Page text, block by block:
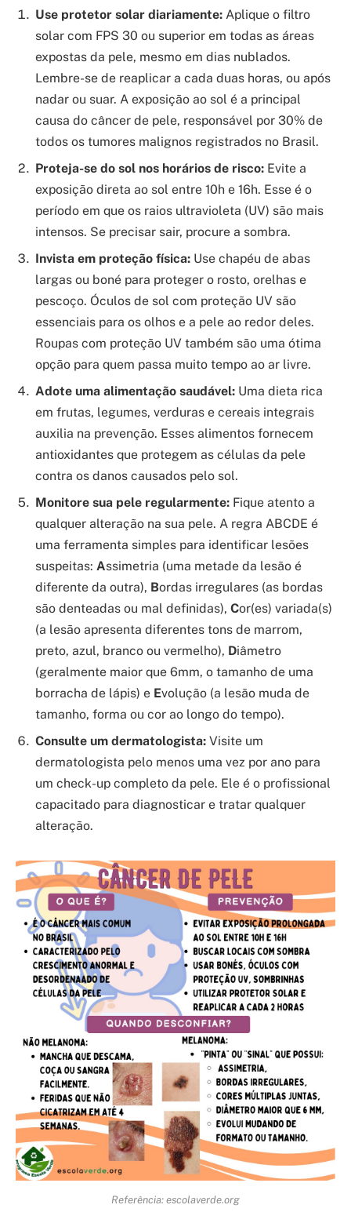
Use protetor solar diariamente: Aplique o filtro
solar com FPS 30 ou superior em todas as áreas
expostas da pele, mesmo em dias nublados.
Lembre-se de reaplicar a cada duas horas, ou após
nadar ou suar. A exposição ao sol é a principal
causa do câncer de pele, responsável por 30% de
todos os tumores malignos registrados no Brasil.
Proteja-se do sol nos horários de risco: Evite a
exposição direta ao sol entre 10h e 16h. Esse é o
período em que os raios ultravioleta (UV) são mais
intensos. Se precisar sair, procure a sombra.
Invista em proteção física: Use chapéu de abas
largas ou boné para proteger o rosto, orelhas e
pescoço. Óculos de sol com proteção UV são
essenciais para os olhos e a pele ao redor deles.
Roupas com proteção UV também são uma ótima
opção para quem passa muito tempo ao ar livre.
Adote uma alimentação saudável: Uma dieta rica
em frutas, legumes, verduras e cereais integrais
auxilia na prevenção. Esses alimentos fornecem
antioxidantes que protegem as células da pele
contra os danos causados pelo sol.
Monitore sua pele regularmente: Fique atento a
qualquer alteração na sua pele. A regra ABCDE é
uma ferramenta simples para identificar lesões
suspeitas: Assimetria (uma metade da lesão é
diferente da outra), Bordas irregulares (as bordas
são denteadas ou mal definidas), Cor(es) variada(s)
(a lesão apresenta diferentes tons de marrom,
preto, azul, branco ou vermelho), Diâmetro
(geralmente maior que 6mm, o tamanho de uma
borracha de lápis) e Evolução (a lesão muda de
tamanho, forma ou cor ao longo do tempo).
Consulte um dermatologista: Visite um
dermatologista pelo menos uma vez por ano para
um check-up completo da pele. Ele é o profissional
capacitado para diagnosticar e tratar qualquer
alteração.
Referência: escolaverde.org